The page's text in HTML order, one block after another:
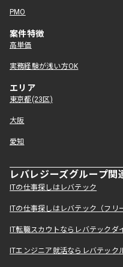
PMO
案件特徴
高単価
実務経験が浅い方OK
エリア
東京都(23区)
大阪
愛知
レバレジーズグループ関
ITの仕事探しはレバテック
ITの仕事探しはレバテック（フリ
IT転職スカウトならレバテックダ
ITエンジニア就活ならレバテック